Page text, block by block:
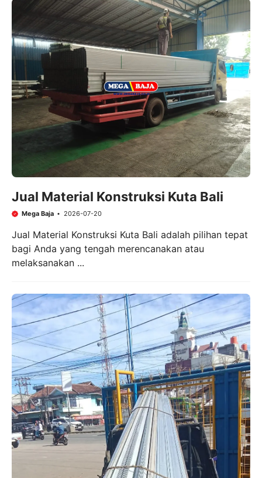
Jual Material Konstruksi Kuta Bali
Mega Baja 2026-07-20
Jual Material Konstruksi Kuta Bali adalah pilihan tepat
bagi Anda yang tengah merencanakan atau
melaksanakan ...